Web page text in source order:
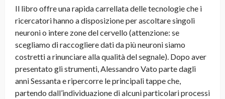
Il libro offre una rapida carrellata delle tecnologie che i
ricercatori hanno a disposizione per ascoltare singoli
neuroni o intere zone del cervello (attenzione: se
scegliamo di raccogliere dati da più neuroni siamo
costretti a rinunciare alla qualità del segnale). Dopo aver
presentato gli strumenti, Alessandro Vato parte dagli
anni Sessanta e ripercorre le principali tappe che,
partendo dall’individuazione di alcuni particolari processi